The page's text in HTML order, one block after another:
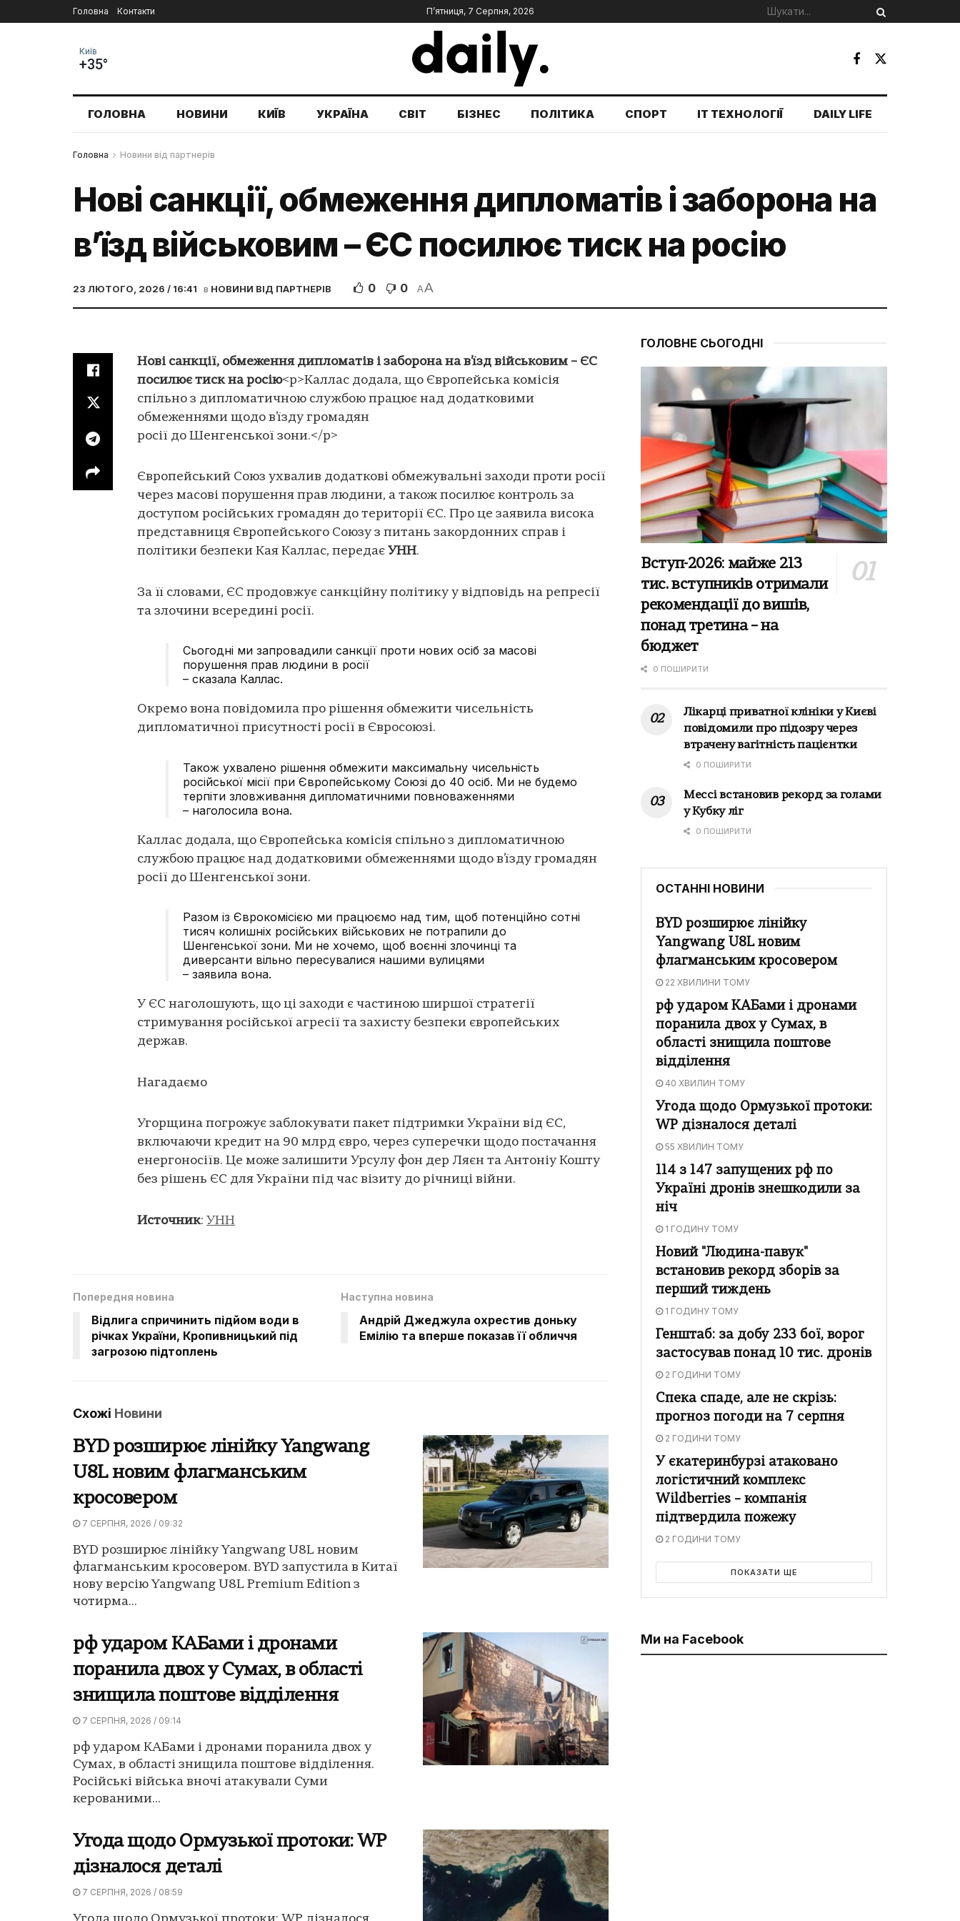
Головна Контакти П’ятниця, 7 Серпня, 2026
Київ
+35°
ГОЛОВНА НОВИНИ КИЇВ УКРАЇНА СВІТ БІЗНЕС ПОЛІТИКА СПОРТ IT ТЕХНОЛОГІЇ DAILY LIFE
Головна Новини від партнерів
Нові санкції, обмеження дипломатів і заборона на
в’їзд військовим – ЄС посилює тиск на росію
23 ЛЮТОГО, 2026 / 16:41 в НОВИНИ ВІД ПАРТНЕРІВ 0 0 AA
Нові санкції, обмеження дипломатів і заборона на в’їзд військовим – ЄС
посилює тиск на росію<p>Каллас додала, що Європейська комісія
спільно з дипломатичною службою працює над додатковими
обмеженнями щодо в’їзду громадян
росії до Шенгенської зони.</p>
Європейський Союз ухвалив додаткові обмежувальні заходи проти росії
через масові порушення прав людини, а також посилює контроль за
доступом російських громадян до території ЄС. Про це заявила висока
представниця Європейського Союзу з питань закордонних справ і
політики безпеки Кая Каллас, передає УНН.
За її словами, ЄС продовжує санкційну політику у відповідь на репресії
та злочини всередині росії.
Сьогодні ми запровадили санкції проти нових осіб за масові
порушення прав людини в росії
– сказала Каллас.
Окремо вона повідомила про рішення обмежити чисельність
дипломатичної присутності росії в Євросоюзі.
Також ухвалено рішення обмежити максимальну чисельність
російської місії при Європейському Союзі до 40 осіб. Ми не будемо
терпіти зловживання дипломатичними повноваженнями
– наголосила вона.
Каллас додала, що Європейська комісія спільно з дипломатичною
службою працює над додатковими обмеженнями щодо в’їзду громадян
росії до Шенгенської зони.
Разом із Єврокомісією ми працюємо над тим, щоб потенційно сотні
тисяч колишніх російських військових не потрапили до
Шенгенської зони. Ми не хочемо, щоб воєнні злочинці та
диверсанти вільно пересувалися нашими вулицями
– заявила вона.
У ЄС наголошують, що ці заходи є частиною ширшої стратегії
стримування російської агресії та захисту безпеки європейських
держав.
Нагадаємо
Угорщина погрожує заблокувати пакет підтримки України від ЄС,
включаючи кредит на 90 млрд євро, через суперечки щодо постачання
енергоносіїв. Це може залишити Урсулу фон дер Ляєн та Антоніу Кошту
без рішень ЄС для України під час візиту до річниці війни.
Источник: УНН
Попередня новина
Відлига спричинить підйом води в
річках України, Кропивницький під
загрозою підтоплень
Наступна новина
Андрій Джеджула охрестив доньку
Емілію та вперше показав її обличчя
Схожі Новини
BYD розширює лінійку Yangwang
U8L новим флагманським
кросовером
7 СЕРПНЯ, 2026 / 09:32
BYD розширює лінійку Yangwang U8L новим
флагманським кросовером. BYD запустила в Китаї
нову версію Yangwang U8L Premium Edition з
чотирма...
рф ударом КАБами і дронами
поранила двох у Сумах, в області
знищила поштове відділення
7 СЕРПНЯ, 2026 / 09:14
рф ударом КАБами і дронами поранила двох у
Сумах, в області знищила поштове відділення.
Російські війська вночі атакували Суми
керованими...
Угода щодо Ормузької протоки: WP
дізналося деталі
7 СЕРПНЯ, 2026 / 08:59
ГОЛОВНЕ СЬОГОДНІ
Вступ-2026: майже 213
тис. вступників отримали
рекомендації до вишів,
понад третина – на
бюджет
0 ПОШИРИТИ
Лікарці приватної клініки у Києві
повідомили про підозру через
втрачену вагітність пацієнтки
0 ПОШИРИТИ
Мессі встановив рекорд за голами
у Кубку ліг
0 ПОШИРИТИ
ОСТАННІ НОВИНИ
BYD розширює лінійку
Yangwang U8L новим
флагманським кросовером
22 ХВИЛИНИ ТОМУ
рф ударом КАБами і дронами
поранила двох у Сумах, в
області знищила поштове
відділення
40 ХВИЛИН ТОМУ
Угода щодо Ормузької протоки:
WP дізналося деталі
55 ХВИЛИН ТОМУ
114 з 147 запущених рф по
Україні дронів знешкодили за
ніч
1 ГОДИНУ ТОМУ
Новий "Людина-павук"
встановив рекорд зборів за
перший тиждень
1 ГОДИНУ ТОМУ
Генштаб: за добу 233 бої, ворог
застосував понад 10 тис. дронів
2 ГОДИНИ ТОМУ
Спека спаде, але не скрізь:
прогноз погоди на 7 серпня
2 ГОДИНИ ТОМУ
У єкатеринбурзі атаковано
логістичний комплекс
Wildberries – компанія
підтвердила пожежу
2 ГОДИНИ ТОМУ
ПОКАЗАТИ ЩЕ
Ми на Facebook